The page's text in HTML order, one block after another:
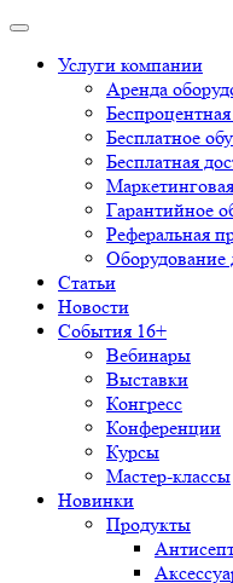
Услуги компании
Аренда
Бесплатное
Бесплатная
Гарантийное
Реферальная
Оборудование
Статьи
Новости
События 16+
Вебинары
Выставки
Конгресс
Конференции
Курсы
Мастер-классы
Новинки
Продукты